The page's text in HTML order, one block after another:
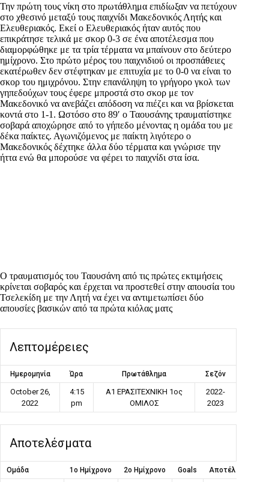
Την πρώτη τους νίκη στο πρωτάθλημα επιδίωξαν να πετύχουν
στο χθεσινό μεταξύ τους παιχνίδι Μακεδονικός Λητής και
Ελευθεριακός. Εκεί ο Ελευθεριακός ήταν αυτός που
επικράτησε τελικά με σκορ 0-3 σε ένα αποτέλεσμα που
διαμορφώθηκε με τα τρία τέρματα να μπαίνουν στο δεύτερο
ημίχρονο. Στο πρώτο μέρος του παιχνιδιού οι προσπάθειες
εκατέρωθεν δεν στέφτηκαν με επιτυχία με το 0-0 να είναι το
σκορ του ημιχρόνου. Στην επανάληψη το γρήγορο γκολ των
γηπεδούχων τους έφερε μπροστά στο σκορ με τον
Μακεδονικό να ανεβάζει απόδοση να πιέζει και να βρίσκεται
κοντά στο 1-1. Ωστόσο στο 89′ ο Ταουσάνης τραυματίστηκε
σοβαρά αποχώρησε από το γήπεδο μένοντας η ομάδα του με
δέκα παίκτες. Αγωνιζόμενος με παίκτη λιγότερο ο
Μακεδονικός δέχτηκε άλλα δύο τέρματα και γνώρισε την
ήττα ενώ θα μπορούσε να φέρει το παιχνίδι στα ίσα.
Ο τραυματισμός του Ταουσάνη από τις πρώτες εκτιμήσεις
κρίνεται σοβαρός και έρχεται να προστεθεί στην απουσία του
Τσελεκίδη με την Λητή να έχει να αντιμετωπίσει δύο
απουσίες βασικών από τα πρώτα κιόλας ματς
Λεπτομέρειες
Ημερομηνία Ώρα Πρωτάθλημα Σεζόν
October 26,
2022
4:15
pm
Α1 ΕΡΑΣΙΤΕΧΝΙΚΗ 1ος
ΟΜΙΛΟΣ
2022-
2023
Αποτελέσματα
Ομάδα 1ο Ημίχρονο 2ο Ημίχρονο Goals Αποτέλεσμα